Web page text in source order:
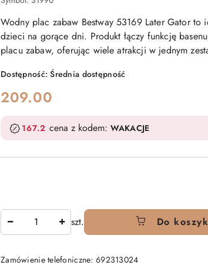
Wodny plac zabaw Bestway 53169 Later Gator to
dzieci na gorące dni. Produkt łączy funkcję
placu zabaw, oferując wiele atrakcji w jednym
Dostępność:Średnia dostępność
cena:
209.00
167.2 cena z kodem: WAKACJE
szt. Do
Zamówienie telefoniczne: 692313024